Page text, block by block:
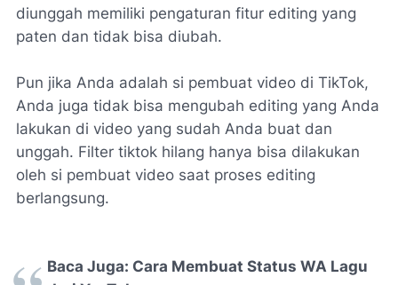
diunggah memiliki pengaturan fitur editing yang
paten dan tidak bisa diubah.
Pun jika Anda adalah si pembuat video di TikTok,
Anda juga tidak bisa mengubah editing yang Anda
lakukan di video yang sudah Anda buat dan
unggah. Filter tiktok hilang hanya bisa dilakukan
oleh si pembuat video saat proses editing
berlangsung.
Baca Juga: Cara Membuat Status WA Lagu